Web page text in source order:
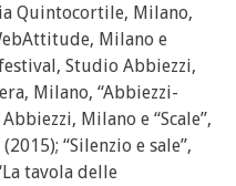
Quintocortile, Milano,
Milano e
Studio Abbiezzi,
Milano, “Abbiezzi-
Milano e “Scale”,
“Silenzio e sale”,
tavola delle